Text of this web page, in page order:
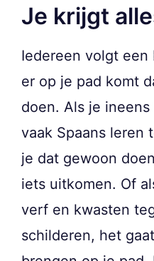
Je krijgt
Iedereen volgt een
er op je pad komt
doen. Als je
vaak Spaans leren
je dat gewoon
iets uitkomen. Of
verf en kwasten
schilderen, het